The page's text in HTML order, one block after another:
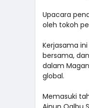
Upacara
oleh tokoh
Kerjasama
bersama,
dalam
global.
Memasuki